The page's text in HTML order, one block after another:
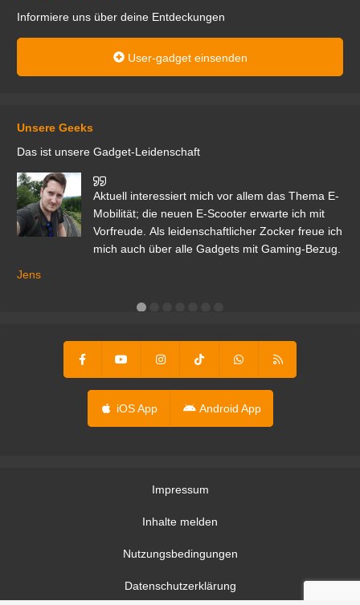
Informiere uns über deine Entdeckungen
User-gadget einsenden
Unsere Geeks
Das ist unsere Gadget-Leidenschaft
Aktuell interessiert mich vor allem das Thema E-
Mobilität; die neuen E-Scooter erwarte ich mit
Vorfreude. Als leidenschaftlicher Zocker freue ich
mich auch über alle Gadgets mit Gaming-Bezug.
Jens
iOS App Android App
Impressum
Inhalte melden
Nutzungsbedingungen
Datenschutzerklärung